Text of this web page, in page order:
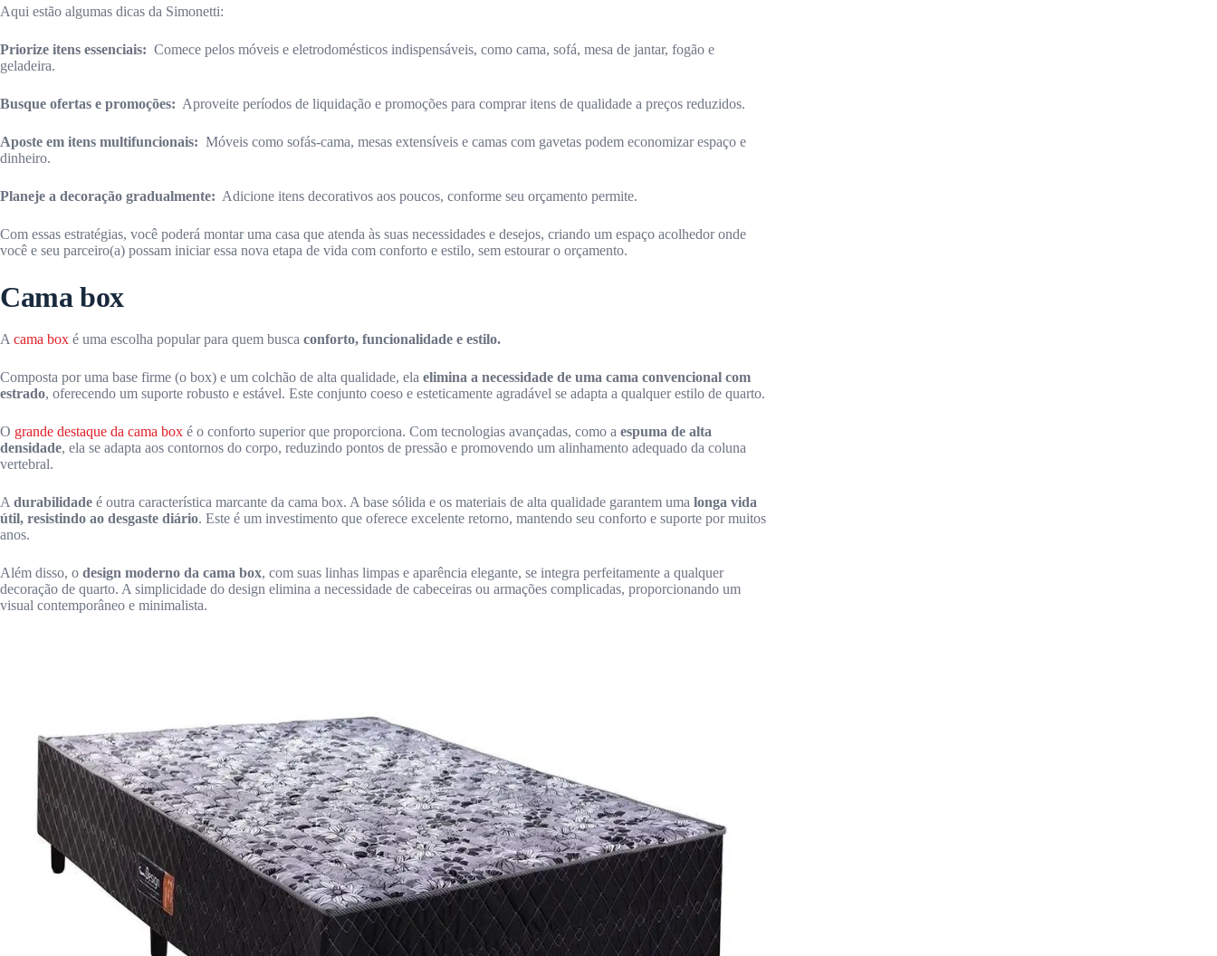
Aqui estão algumas dicas da Simonetti:
Priorize itens essenciais: Comece pelos móveis e eletrodomésticos indispensáveis, como cama, sofá, mesa de jantar, fogão e
geladeira.
Busque ofertas e promoções: Aproveite períodos de liquidação e promoções para comprar itens de qualidade a preços reduzidos.
Aposte em itens multifuncionais: Móveis como sofás-cama, mesas extensíveis e camas com gavetas podem economizar espaço e
dinheiro.
Planeje a decoração gradualmente: Adicione itens decorativos aos poucos, conforme seu orçamento permite.
Com essas estratégias, você poderá montar uma casa que atenda às suas necessidades e desejos, criando um espaço acolhedor onde
você e seu parceiro(a) possam iniciar essa nova etapa de vida com conforto e estilo, sem estourar o orçamento.
Cama box
A cama box é uma escolha popular para quem busca conforto, funcionalidade e estilo.
Composta por uma base firme (o box) e um colchão de alta qualidade, ela elimina a necessidade de uma cama convencional com
estrado, oferecendo um suporte robusto e estável. Este conjunto coeso e esteticamente agradável se adapta a qualquer estilo de quarto.
O grande destaque da cama box é o conforto superior que proporciona. Com tecnologias avançadas, como a espuma de alta
densidade, ela se adapta aos contornos do corpo, reduzindo pontos de pressão e promovendo um alinhamento adequado da coluna
vertebral.
A durabilidade é outra característica marcante da cama box. A base sólida e os materiais de alta qualidade garantem uma longa vida
útil, resistindo ao desgaste diário. Este é um investimento que oferece excelente retorno, mantendo seu conforto e suporte por muitos
anos.
Além disso, o design moderno da cama box, com suas linhas limpas e aparência elegante, se integra perfeitamente a qualquer
decoração de quarto. A simplicidade do design elimina a necessidade de cabeceiras ou armações complicadas, proporcionando um
visual contemporâneo e minimalista.